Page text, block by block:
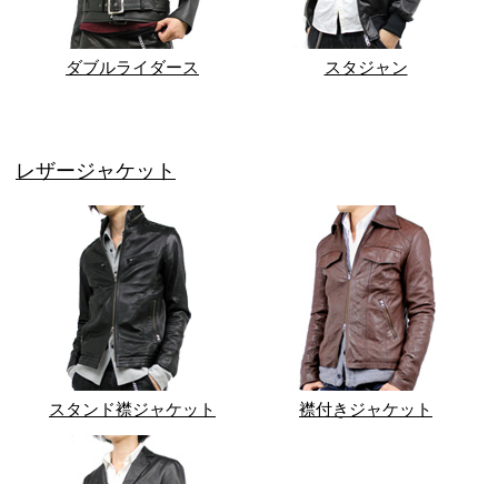
ダブルライダース スタジャン
レザージャケット
スタンド襟ジャケット 襟付きジャケット